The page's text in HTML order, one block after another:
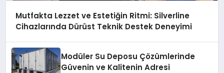
Mutfakta Lezzet ve Estetiğin Ritmi: Silverline
Cihazlarında Dürüst Teknik Destek Deneyimi
Modüler Su Deposu Çözümlerinde
Güvenin ve Kalitenin Adresi